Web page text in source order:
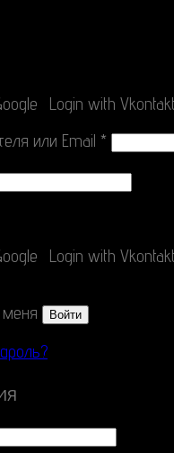
Login with
или Email *
Login with
Войти